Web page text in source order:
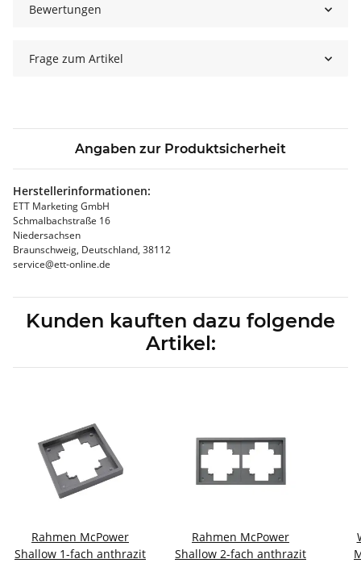
Bewertungen
Frage zum Artikel
Angaben zur Produktsicherheit
Herstellerinformationen:
ETT Marketing GmbH
Schmalbachstraße 16
Niedersachsen
Braunschweig, Deutschland, 38112
service@ett-online.de
Kunden kauften dazu folgende
Artikel:
Rahmen McPower
Shallow 1-fach anthrazit
Rahmen McPower
Shallow 2-fach anthrazit